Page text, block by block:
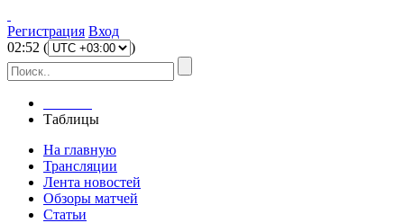
Регистрация Вход
02:52 ( )
Таблицы
На главную
Трансляции
Лента новостей
Обзоры матчей
Статьи